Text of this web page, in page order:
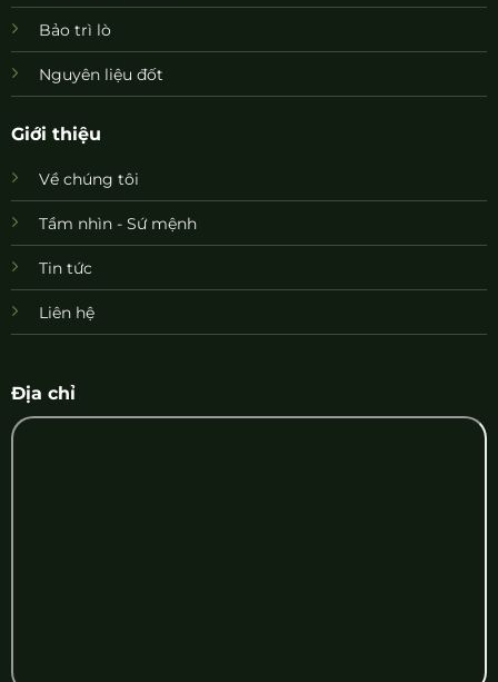
Bảo trì lò
Nguyên liệu đốt
Giới thiệu
Về chúng tôi
Tầm nhìn - Sứ mệnh
Tin tức
Liên hệ
Địa chỉ